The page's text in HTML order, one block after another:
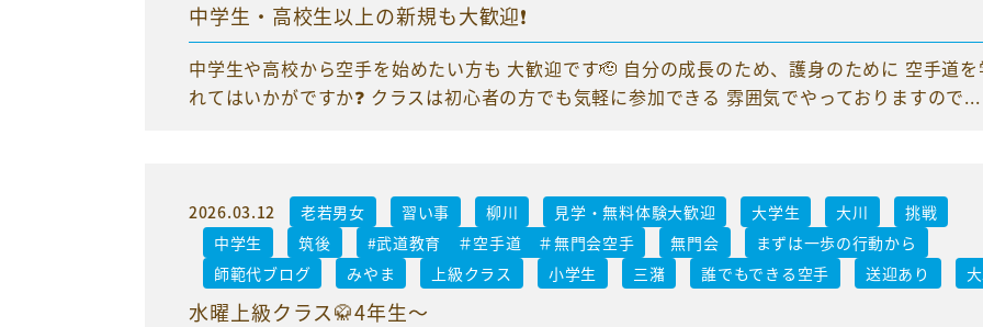
中学生・高校生以上の新規も大歓迎❗️
中学生や高校から空手を始めたい方も 大歓迎です🫡 自分の成長のため、護身のために 空手道
れてはいかがですか❓ クラスは初心者の方でも気軽に参加できる 雰囲気でやっておりますので...
2026.03.12 老若男女 習い事 柳川 見学・無料体験大歓迎 大学生 大川
挑戦
中学生
筑後 #武道教育 ＃空手道 ＃無門会空手 無門会
まずは一歩の行動から
師範代ブログ
みやま 上級クラス 小学生 三潴 誰でもできる空手 送迎あり
水曜上級クラス🥋4年生〜